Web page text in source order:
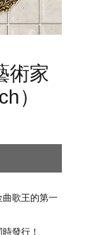
術家
）
曲歌王的第一
發行！